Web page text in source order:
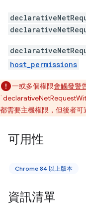
host_permissions
一或多個權限會觸發警
都需要主機權限，但後者可
可用性
Chrome 84 以上版本
資訊清單